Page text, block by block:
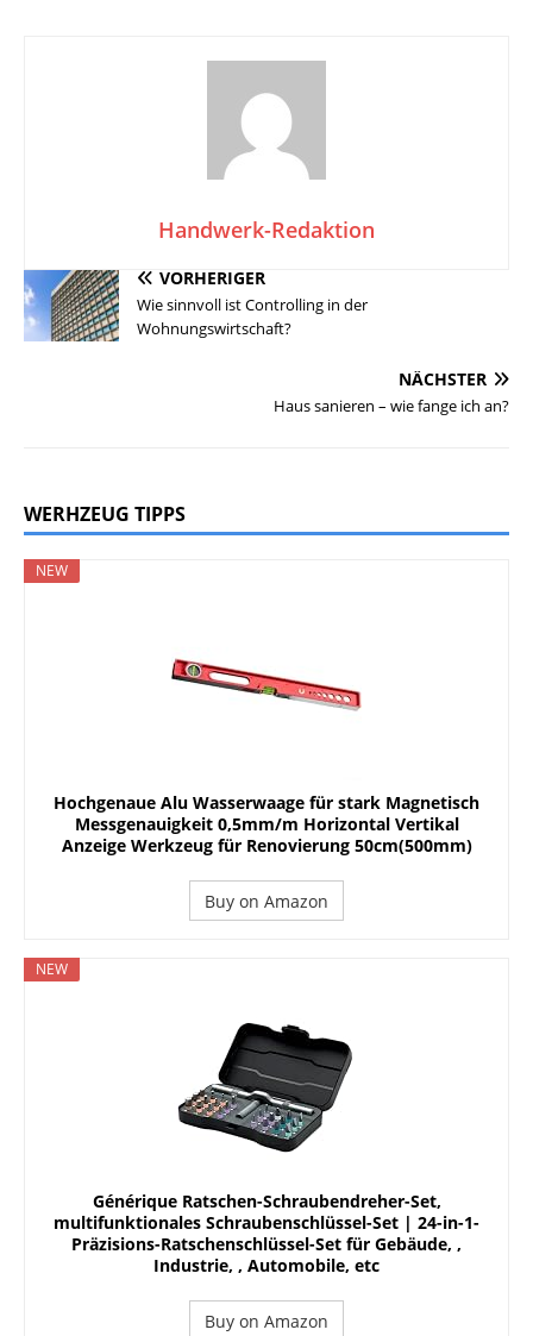
Handwerk-Redaktion
VORHERIGER
Wie sinnvoll ist Controlling in der
Wohnungswirtschaft?
NÄCHSTER
Haus sanieren – wie fange ich an?
WERHZEUG TIPPS
NEW
Hochgenaue Alu Wasserwaage für stark Magnetisch
Messgenauigkeit 0,5mm/m Horizontal Vertikal
Anzeige Werkzeug für Renovierung 50cm(500mm)
Buy on Amazon
NEW
Générique Ratschen-Schraubendreher-Set,
multifunktionales Schraubenschlüssel-Set | 24-in-1-
Präzisions-Ratschenschlüssel-Set für Gebäude, ,
Industrie, , Automobile, etc
Buy on Amazon